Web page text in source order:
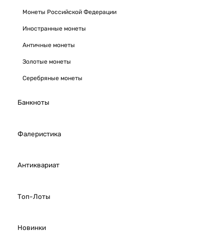
Монеты Российской Федерации
Иностранные монеты
Античные монеты
Золотые монеты
Серебряные монеты
Банкноты
Фалеристика
Антиквариат
Топ-Лоты
Новинки